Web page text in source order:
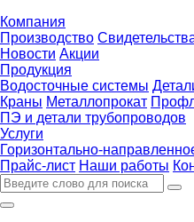
Компания
Производство
Новости Акции
Продукция
Водосточные системы
Краны Металлопрокат
ПЭ и детали трубопроводов
Услуги
Горизонтально-
Прайс-лист Наши работы